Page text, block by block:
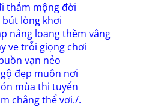
thắm mộng đời
bút lòng khơi
nắng loang thềm vắng
ve trỗi giọng chơi
vạn nẻo
đẹp muôn nơi
mùa thi tuyển
chẳng thể vơi./.